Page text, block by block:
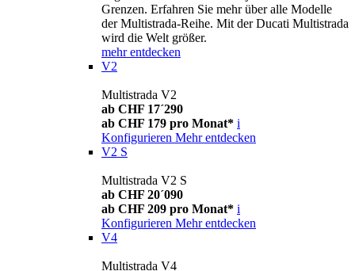
Grenzen. Erfahren Sie mehr über alle Modelle
der Multistrada-Reihe. Mit der Ducati Multistrada
wird die Welt größer.
mehr entdecken
V2
Multistrada V2
ab CHF 17´290
ab CHF 179 pro Monat* i
Konfigurieren Mehr entdecken
V2 S
Multistrada V2 S
ab CHF 20´090
ab CHF 209 pro Monat* i
Konfigurieren Mehr entdecken
V4
Multistrada V4